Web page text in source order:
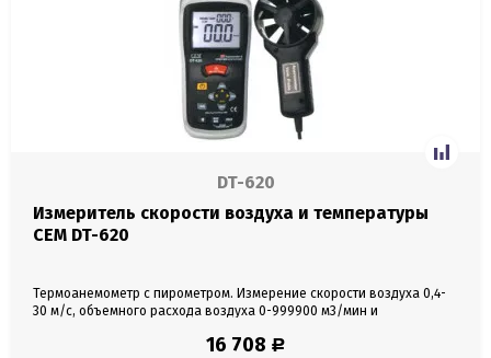
DT-620
Измеритель скорости воздуха и температуры
CEM DT-620
Термоанемометр с пирометром. Измерение скорости воздуха 0,4-
30 м/с, объемного расхода воздуха 0-999900 м3/мин и
16 708 Р